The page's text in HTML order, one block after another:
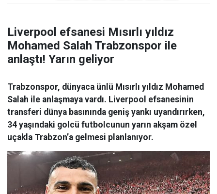
Liverpool efsanesi Mısırlı yıldız
Mohamed Salah Trabzonspor ile
anlaştı! Yarın geliyor
Trabzonspor, dünyaca ünlü Mısırlı yıldız Mohamed
Salah ile anlaşmaya vardı. Liverpool efsanesinin
transferi dünya basınında geniş yankı uyandırırken,
34 yaşındaki golcü futbolcunun yarın akşam özel
uçakla Trabzon’a gelmesi planlanıyor.